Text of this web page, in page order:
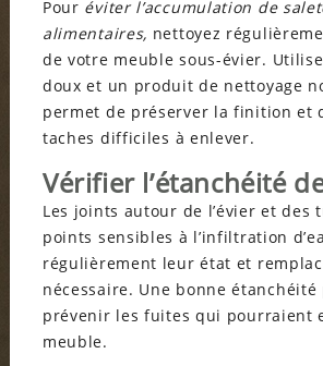
Pour éviter l’accumulation de
alimentaires, nettoyez
de votre meuble sous-évier.
doux et un produit de nettoyage
permet de préserver la finition et
taches difficiles à enlever.
Vérifier l’étanchéité
Les joints autour de l’évier et des
points sensibles à l’infiltration
régulièrement leur état et
nécessaire. Une bonne
prévenir les fuites qui pourraient
meuble.